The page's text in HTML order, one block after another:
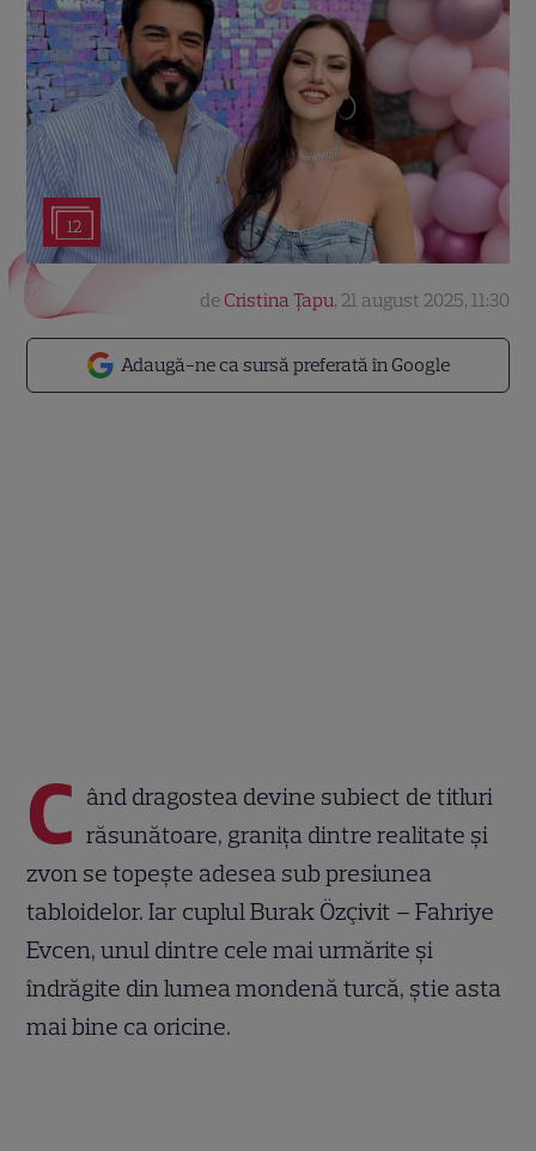
12
Adaugă-ne ca sursă preferată în Google
de Cristina Țapu, 21 august 2025, 11:30
C ând dragostea devine subiect de titluri
răsunătoare, granița dintre realitate și
zvon se topește adesea sub presiunea
tabloidelor. Iar cuplul Burak Özçivit – Fahriye
Evcen, unul dintre cele mai urmărite și
îndrăgite din lumea mondenă turcă, știe asta
mai bine ca oricine.